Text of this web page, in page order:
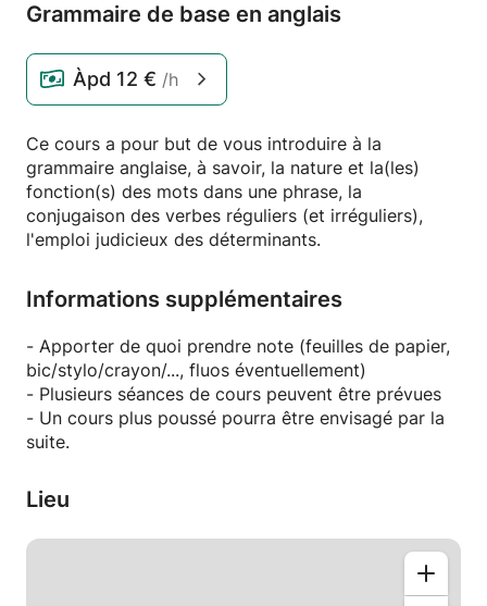
Grammaire de base en anglais
Àpd 12 € /h
Ce cours a pour but de vous introduire à la
grammaire anglaise, à savoir, la nature et la(les)
fonction(s) des mots dans une phrase, la
conjugaison des verbes réguliers (et irréguliers),
l'emploi judicieux des déterminants.
Informations supplémentaires
- Apporter de quoi prendre note (feuilles de papier,
bic/stylo/crayon/..., fluos éventuellement)
- Plusieurs séances de cours peuvent être prévues
- Un cours plus poussé pourra être envisagé par la
suite.
Lieu